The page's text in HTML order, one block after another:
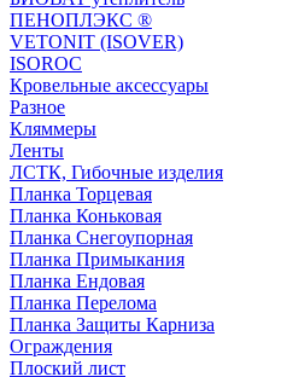
ПЕНОПЛЭКС ®
VETONIT (ISOVER)
ISOROC
Кровельные аксессуары
Разное
Кляммеры
Ленты
ЛСТК, Гибочные изделия
Планка Торцевая
Планка Коньковая
Планка Снегоупорная
Планка Примыкания
Планка Ендовая
Планка Перелома
Планка Защиты Карниза
Ограждения
Плоский лист